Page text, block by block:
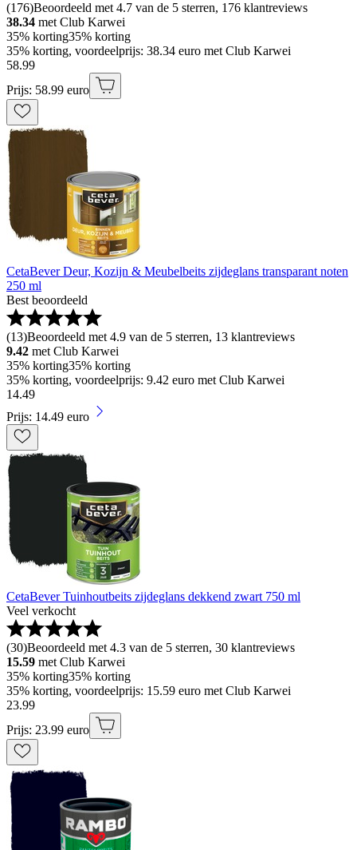
(176)Beoordeeld met 4.7 van de 5 sterren, 176 klantreviews
38.34 met Club Karwei
35% korting35% korting
35% korting, voordeelprijs: 38.34 euro met Club Karwei
58.99
Prijs: 58.99 euro
CetaBever Deur, Kozijn & Meubelbeits zijdeglans transparant noten
250 ml
Best beoordeeld
(13)Beoordeeld met 4.9 van de 5 sterren, 13 klantreviews
9.42 met Club Karwei
35% korting35% korting
35% korting, voordeelprijs: 9.42 euro met Club Karwei
14.49
Prijs: 14.49 euro
CetaBever Tuinhoutbeits zijdeglans dekkend zwart 750 ml
Veel verkocht
(30)Beoordeeld met 4.3 van de 5 sterren, 30 klantreviews
15.59 met Club Karwei
35% korting35% korting
35% korting, voordeelprijs: 15.59 euro met Club Karwei
23.99
Prijs: 23.99 euro